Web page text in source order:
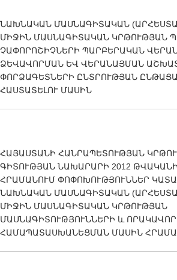
ՆԱԽՆԱԿԱՆ ՄԱՍՆԱԳԻՏԱԿԱՆ
ՄԻՋԻՆ ՄԱՍՆԱԳԻՏԱԿԱՆ ԿՐԹՈՒԹՅԱՆ
ՉԱՓՈՐՈՇԻՉՆԵՐԻ ՊԱՐԲԵՐԱԿԱՆ
ՁԵՎԱՎՈՐՄԱՆ ԵՎ ՎԵՐԱՆԱՅՄԱՆ
ՓՈՐՁԱԳԵՏՆԵՐԻ ԸՆՏՐՈՒԹՅԱՆ
ՀԱՍՏԱՏԵԼՈՒ ՄԱՍԻՆ
ՀԱՅԱՍՏԱՆԻ ՀԱՆՐԱՊԵՏՈՒԹՅԱՆ
ԳԻՏՈՒԹՅԱՆ ՆԱԽԱՐԱՐԻ 2012 ԹՎԱԿԱՆԻ
ՀՐԱՄԱՆՈՒՄ ՓՈՓՈԽՈՒԹՅՈՒՆՆԵՐ
ՆԱԽՆԱԿԱՆ ՄԱՍՆԱԳԻՏԱԿԱՆ
ՄԻՋԻՆ ՄԱՍՆԱԳԻՏԱԿԱՆ ԿՐԹՈՒԹՅԱՆ
ՄԱՍՆԱԳԻՏՈՒԹՅՈՒՆՆԵՐԻ և
ՀԱՄԱՊԱՏԱՍԽԱՆԵՑՄԱՆ ՄԱՍԻՆ